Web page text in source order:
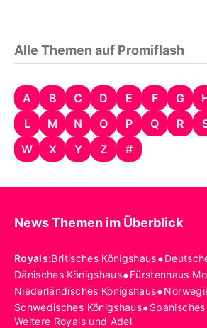
Alle Themen auf Promiflash
A B C D E F G
L
M N O P Q R
W
X Y Z #
News Themen im Überblick
Royals:Britisches Königshaus•
Dänisches Königshaus•Fürstenhaus
Niederländisches Königshaus•
Schwedisches Königshaus•
Weitere Royals und Adel